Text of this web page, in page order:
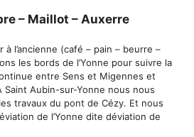
– Maillot – Auxerre
l’ancienne (café – pain – beurre –
les bords de l’Yonne pour suivre la
entre Sens et Migennes et
Aubin-sur-Yonne nous nous
travaux du pont de Cézy. Et nous
de l’Yonne dite déviation de